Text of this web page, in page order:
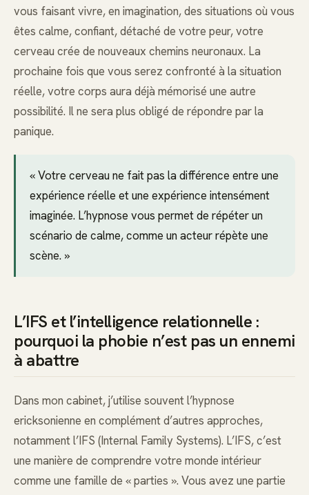
vous faisant vivre, en imagination, des situations où vous
êtes calme, confiant, détaché de votre peur, votre
cerveau crée de nouveaux chemins neuronaux. La
prochaine fois que vous serez confronté à la situation
réelle, votre corps aura déjà mémorisé une autre
possibilité. Il ne sera plus obligé de répondre par la
panique.
« Votre cerveau ne fait pas la différence entre une
expérience réelle et une expérience intensément
imaginée. L’hypnose vous permet de répéter un
scénario de calme, comme un acteur répète une
scène. »
L’IFS et l’intelligence relationnelle :
pourquoi la phobie n’est pas un ennemi
à abattre
Dans mon cabinet, j’utilise souvent l’hypnose
ericksonienne en complément d’autres approches,
notamment l’IFS (Internal Family Systems). L’IFS, c’est
une manière de comprendre votre monde intérieur
comme une famille de « parties ». Vous avez une partie